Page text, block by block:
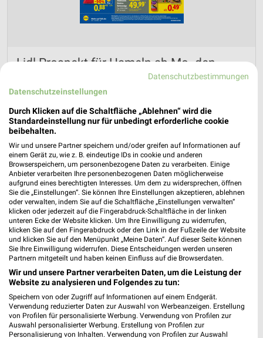
Lidl Prospekt für Hameln ab Mo. den
Gültig von 17. Aug. bis 22. Aug.
📅 Kalendereintrag erstellen
PROSPEKT BLÄTTERN
CLEVER SPAREN KINDERMODE & SPIELZEUG
Datenschutzbestimmungen
Datenschutzeinstellungen
Durch Klicken auf die Schaltfläche „Ablehnen“ wird die
Standardeinstellung nur für unbedingt erforderliche cookie
beibehalten.
Wir und unsere Partner speichern und/oder greifen auf Informationen auf
einem Gerät zu, wie z. B. eindeutige IDs in cookie und anderen
Browserspeichern, um personenbezogene Daten zu verarbeiten. Einige
Anbieter verarbeiten Ihre personenbezogenen Daten möglicherweise
aufgrund eines berechtigten Interesses. Um dem zu widersprechen, öffnen
Sie die „Einstellungen“. Sie können Ihre Einstellungen akzeptieren, ablehnen
oder verwalten, indem Sie auf die Schaltfläche „Einstellungen verwalten“
klicken oder jederzeit auf die Fingerabdruck-Schaltfläche in der linken
unteren Ecke der Website klicken. Um Ihre Einwilligung zu widerrufen,
klicken Sie auf den Fingerabdruck oder den Link in der Fußzeile der Website
und klicken Sie auf den Menüpunkt „Meine Daten“. Auf dieser Seite können
Sie Ihre Einwilligung widerrufen. Diese Entscheidungen werden unseren
Partnern mitgeteilt und haben keinen Einfluss auf die Browserdaten.
Wir und unsere Partner verarbeiten Daten, um die Leistung der
Website zu analysieren und Folgendes zu tun:
Speichern von oder Zugriff auf Informationen auf einem Endgerät.
Verwendung reduzierter Daten zur Auswahl von Werbeanzeigen. Erstellung
von Profilen für personalisierte Werbung. Verwendung von Profilen zur
Auswahl personalisierter Werbung. Erstellung von Profilen zur
Personalisierung von Inhalten. Verwendung von Profilen zur Auswahl